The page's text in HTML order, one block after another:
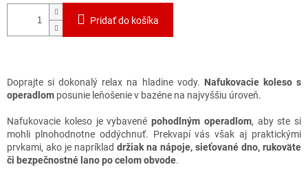
Pridať do košíka
Doprajte si dokonalý relax na hladine vody. Nafukovacie koleso s
operadlom posunie leňošenie v bazéne na najvyššiu úroveň.
Nafukovacie koleso je vybavené pohodlným operadlom, aby ste si
mohli plnohodnotne oddýchnuť. Prekvapí vás však aj praktickými
prvkami, ako je napríklad držiak na nápoje, sieťované dno, rukoväte
či bezpečnostné lano po celom obvode.